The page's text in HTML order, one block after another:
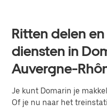
Ritten delen
diensten in
Auvergne-
Je kunt Domarin je
Of je nu naar het